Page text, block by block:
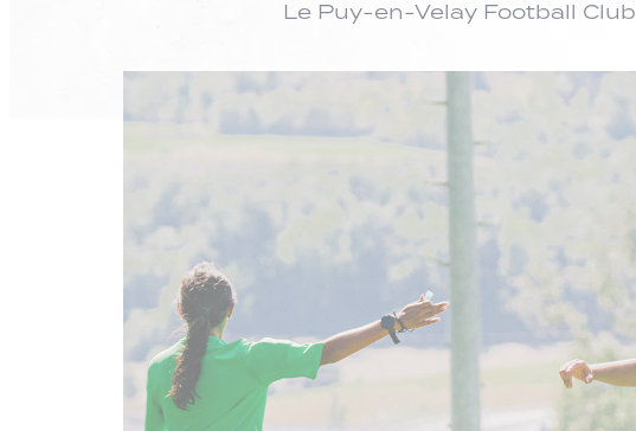
Le Puy-en-Velay Football Club